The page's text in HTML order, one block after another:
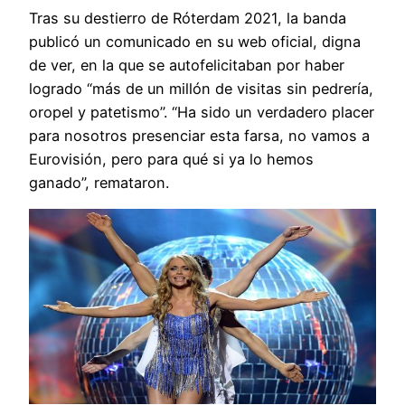
Tras su destierro de Róterdam 2021, la banda
publicó un comunicado en su web oficial, digna
de ver, en la que se autofelicitaban por haber
logrado “más de un millón de visitas sin pedrería,
oropel y patetismo”. “Ha sido un verdadero placer
para nosotros presenciar esta farsa, no vamos a
Eurovisión, pero para qué si ya lo hemos
ganado”, remataron.